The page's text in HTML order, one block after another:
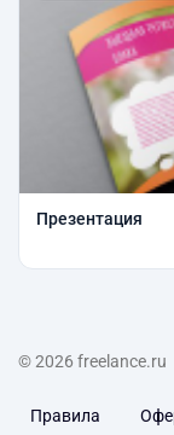
Презентация
© 2026 freelance.ru
Правила